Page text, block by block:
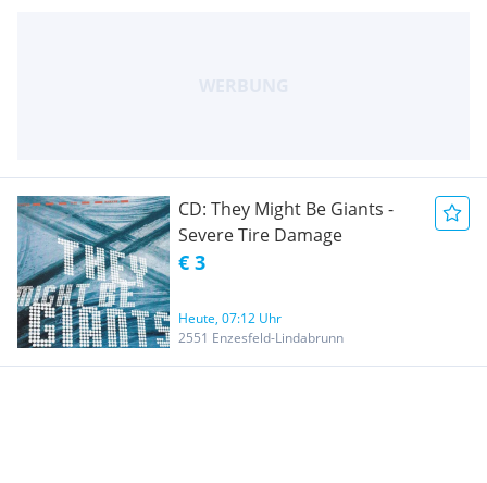
CD: They Might Be Giants -
Severe Tire Damage
€ 3
Heute, 07:12 Uhr
2551 Enzesfeld-Lindabrunn